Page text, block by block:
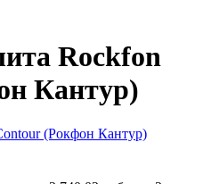
Rockfon
Кантур)